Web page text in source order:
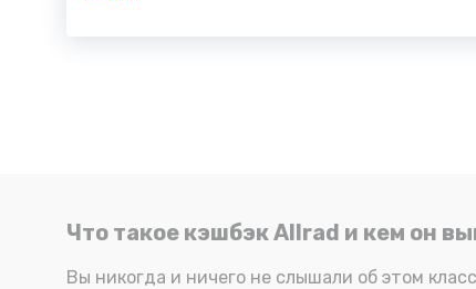
Что такое кэшбэк Allrad и кем он
Вы никогда и ничего не слышали об этом